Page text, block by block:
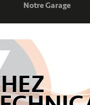
Notre Garage